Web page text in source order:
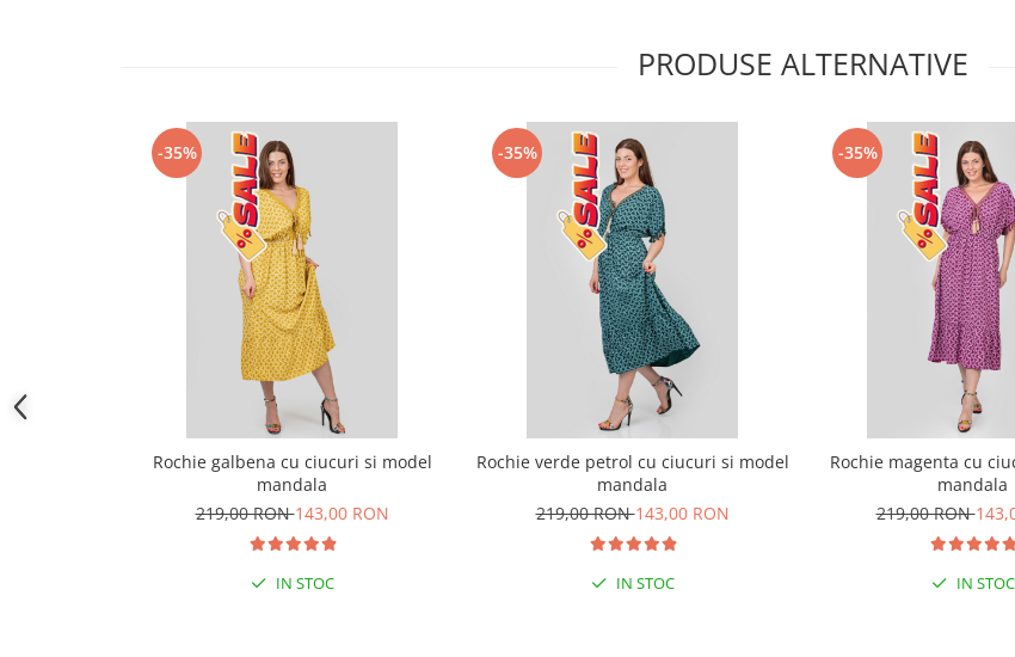
PRODUSE ALTERNATIVE
-35%
Rochie galbena cu ciucuri si model
mandala
219,00 RON143,00 RON
IN STOC
-35%
Rochie verde petrol cu ciucuri si model
mandala
219,00 RON143,00 RON
IN STOC
-35%
Rochie magenta cu
mandala
219,00 RON
IN STOC